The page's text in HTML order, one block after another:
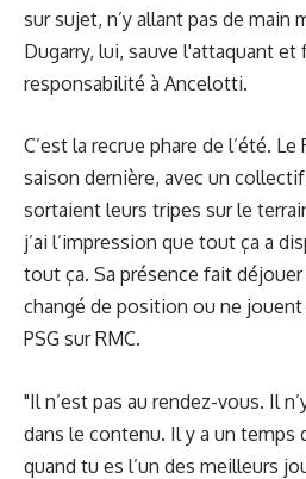
sur sujet, n’y allant pas de main
Dugarry, lui, sauve l'attaquant et
responsabilité à Ancelotti.
C’est la recrue phare de l’été.
saison dernière, avec un
sortaient leurs tripes sur le
j’ai l’impression que tout ça a
tout ça. Sa présence fait
changé de position ou ne jouent
PSG sur RMC.
"Il n’est pas au rendez-vous. Il
dans le contenu. Il y a un temps
quand tu es l’un des meilleurs